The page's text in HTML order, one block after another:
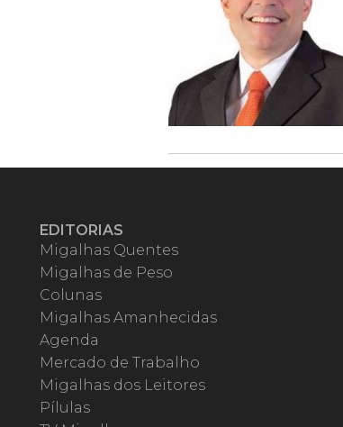
EDITORIAS
Migalhas Quentes
Migalhas de Peso
Colunas
Migalhas Amanhecidas
Agenda
Mercado de Trabalho
Migalhas dos Leitores
Pílulas